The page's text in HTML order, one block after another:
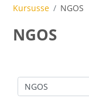
Kursusse NGOS
NGOS
Kursus kategorieë